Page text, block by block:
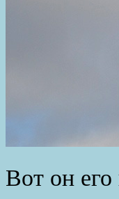
Вот он